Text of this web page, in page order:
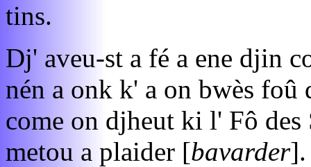
tins.
Dj' aveu-st a fé a ene djin
nén a onk k' a on bwès foû
come on djheut ki l' Fô des
metou a plaider [bavarder].